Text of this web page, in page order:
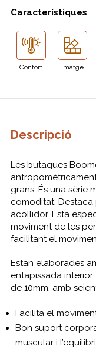
Característiques
Confort Imatge
Descripció
Les butaques
grans. És una sèrie
comoditat. Destaca
acollidor. Està
moviment de les
facilitant el moviment
Estan elaborades
entapissada
de 10mm. amb
Facilita el moviment
Bon suport
muscular i